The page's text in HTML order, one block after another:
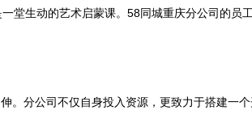
堂生动的艺术启蒙课。58同城重庆分公司的
。分公司不仅自身投入资源，更致力于搭建一